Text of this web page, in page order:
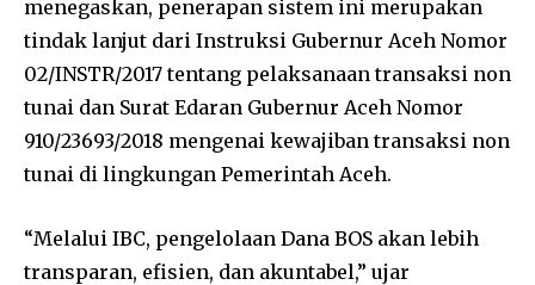
menegaskan, penerapan sistem ini merupakan
tindak lanjut dari Instruksi Gubernur Aceh Nomor
02/INSTR/2017 tentang pelaksanaan transaksi non
tunai dan Surat Edaran Gubernur Aceh Nomor
910/23693/2018 mengenai kewajiban transaksi non
tunai di lingkungan Pemerintah Aceh.
“Melalui IBC, pengelolaan Dana BOS akan lebih
transparan, efisien, dan akuntabel,” ujar